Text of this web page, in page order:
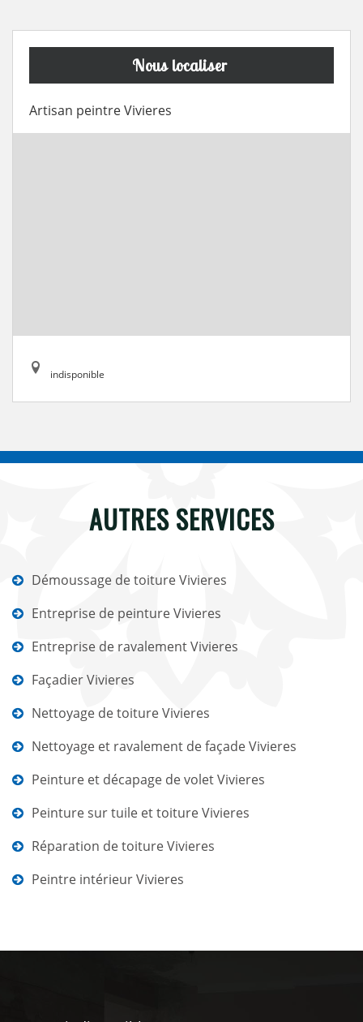
Nous localiser
Artisan peintre Vivieres
indisponible
AUTRES SERVICES
Démoussage de toiture Vivieres
Entreprise de peinture Vivieres
Entreprise de ravalement Vivieres
Façadier Vivieres
Nettoyage de toiture Vivieres
Nettoyage et ravalement de façade Vivieres
Peinture et décapage de volet Vivieres
Peinture sur tuile et toiture Vivieres
Réparation de toiture Vivieres
Peintre intérieur Vivieres